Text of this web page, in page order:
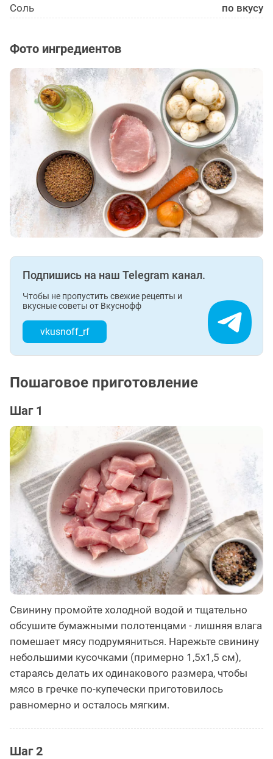
Соль
по вкусу
Фото ингредиентов
Подпишись на наш Telegram канал.
Чтобы не пропустить свежие рецепты и
вкусные советы от Вкуснофф
vkusnoff_rf
Пошаговое приготовление
Шаг 1
Свинину промойте холодной водой и тщательно
обсушите бумажными полотенцами - лишняя влага
помешает мясу подрумяниться. Нарежьте свинину
небольшими кусочками (примерно 1,5х1,5 см),
стараясь делать их одинакового размера, чтобы
мясо в гречке по-купечески приготовилось
равномерно и осталось мягким.
Шаг 2